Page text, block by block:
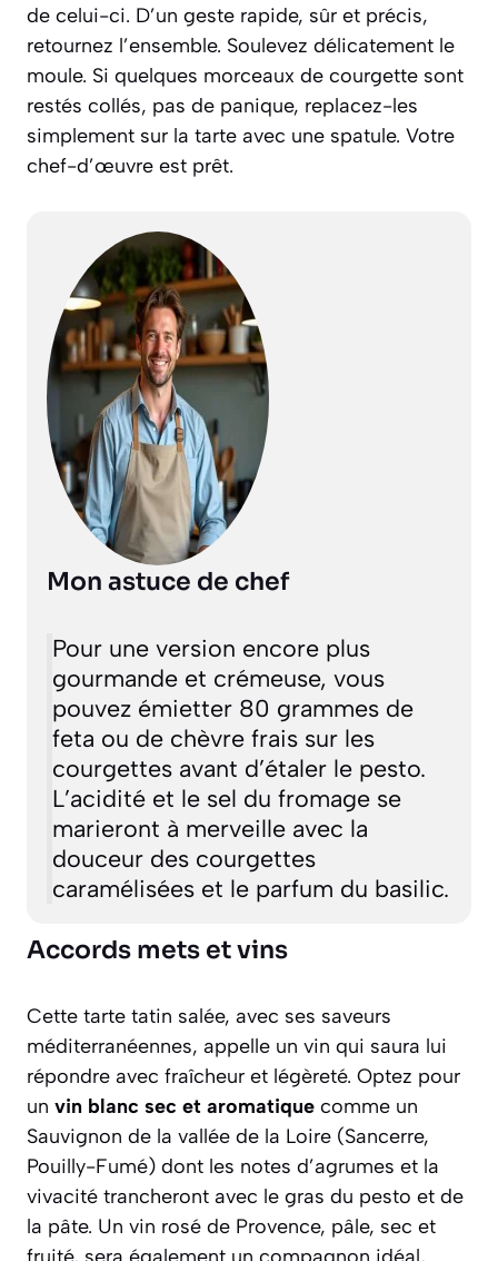
de celui-ci. D’un geste rapide, sûr et précis,
retournez l’ensemble. Soulevez délicatement le
moule. Si quelques morceaux de courgette sont
restés collés, pas de panique, replacez-les
simplement sur la tarte avec une spatule. Votre
chef-d’œuvre est prêt.
Mon astuce de chef
Pour une version encore plus
gourmande et crémeuse, vous
pouvez émietter 80 grammes de
feta ou de chèvre frais sur les
courgettes avant d’étaler le pesto.
L’acidité et le sel du fromage se
marieront à merveille avec la
douceur des courgettes
caramélisées et le parfum du basilic.
Accords mets et vins
Cette tarte tatin salée, avec ses saveurs
méditerranéennes, appelle un vin qui saura lui
répondre avec fraîcheur et légèreté. Optez pour
un vin blanc sec et aromatique comme un
Sauvignon de la vallée de la Loire (Sancerre,
Pouilly-Fumé) dont les notes d’agrumes et la
vivacité trancheront avec le gras du pesto et de
la pâte. Un vin rosé de Provence, pâle, sec et